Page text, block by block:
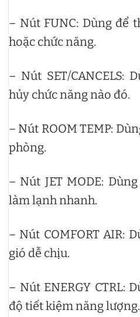
– Nút FUNC: Dùng để
hoặc chức năng.
– Nút SET/CANCELS:
hủy chức năng nào đó.
– Nút ROOM TEMP:
phòng.
– Nút JET MODE:
làm lạnh nhanh.
– Nút COMFORT AIR:
gió dễ chịu.
– Nút ENERGY CTRL:
độ tiết kiệm năng lượng.